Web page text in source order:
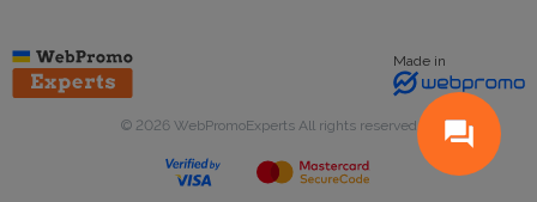
Made in
© 2026 WebPromoExperts All rights reserved